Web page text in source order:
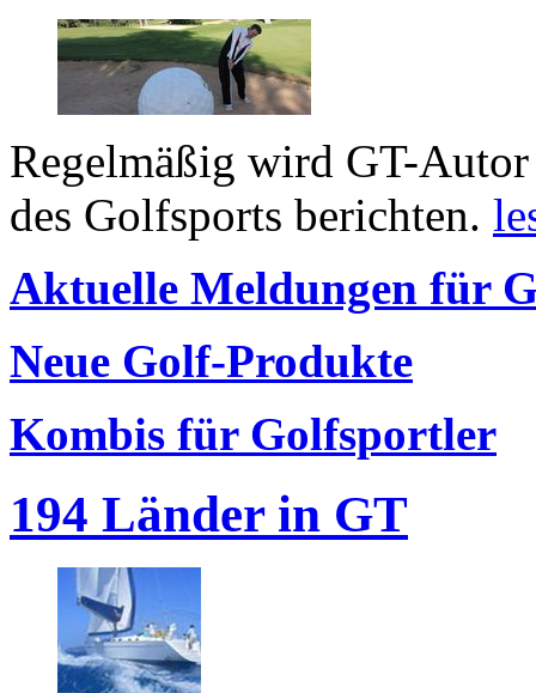
Regelmäßig wird GT-
des Golfsports berichten.
Aktuelle Meldungen für
Neue Golf-Produkte
Kombis für Golfsportler
194 Länder in GT